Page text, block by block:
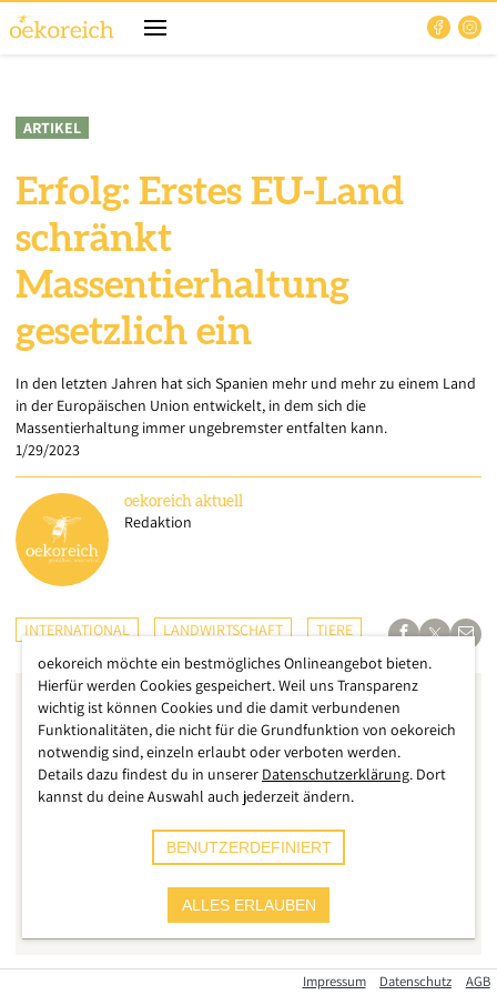
ARTIKEL
Erfolg: Erstes EU-Land
schränkt
Massentierhaltung
gesetzlich ein
In den letzten Jahren hat sich Spanien mehr und mehr zu einem Land
in der Europäischen Union entwickelt, in dem sich die
Massentierhaltung immer ungebremster entfalten kann.
1/29/2023
oekoreich aktuell
Redaktion
INTERNATIONAL LANDWIRTSCHAFT TIERE
Impressum Datenschutz AGB
oekoreich möchte ein bestmögliches Onlineangebot bieten.
Hierfür werden Cookies gespeichert. Weil uns Transparenz
wichtig ist können Cookies und die damit verbundenen
Funktionalitäten, die nicht für die Grundfunktion von oekoreich
notwendig sind, einzeln erlaubt oder verboten werden.
Details dazu findest du in unserer Datenschutzerklärung. Dort
kannst du deine Auswahl auch jederzeit ändern.
BENUTZERDEFINIERT
ALLES ERLAUBEN